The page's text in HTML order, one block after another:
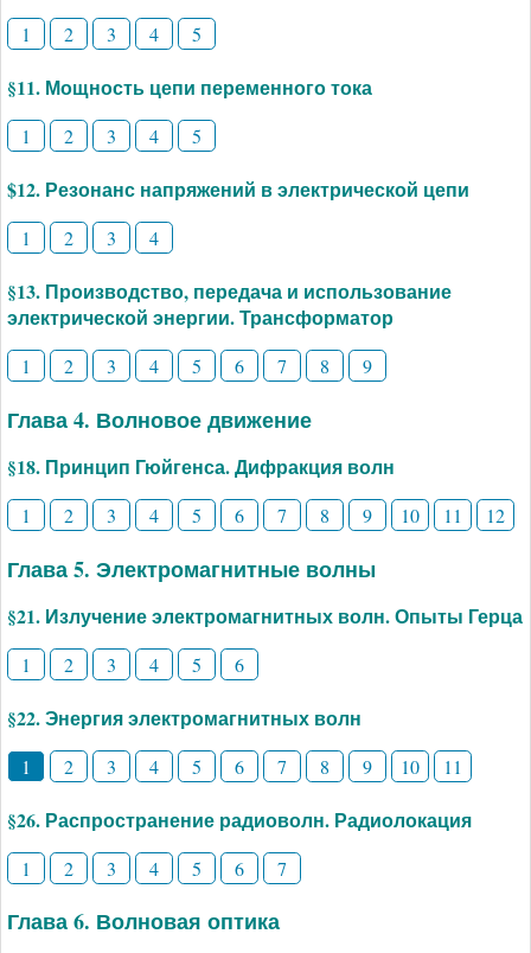
1 2 3 4 5
§11. Мощность цепи переменного тока
1 2 3 4 5
$12. Резонанс напряжений в электрической цепи
1 2 3 4
§13. Производство, передача и использование
электрической энергии. Трансформатор
1 2 3 4 5 6 7 8 9
Глава 4. Волновое движение
§18. Принцип Гюйгенса. Дифракция волн
1 2 3 4 5 6 7 8 9 10 11 12
Глава 5. Электромагнитные волны
§21. Излучение электромагнитных волн. Опыты Герца
1 2 3 4 5 6
§22. Энергия электромагнитных волн
1 2 3 4 5 6 7 8 9 10 11
§26. Распространение радиоволн. Радиолокация
1 2 3 4 5 6 7
Глава 6. Волновая оптика